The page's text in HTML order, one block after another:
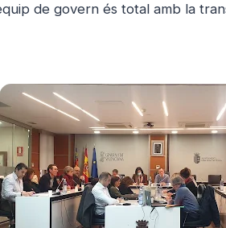
de govern és total amb la